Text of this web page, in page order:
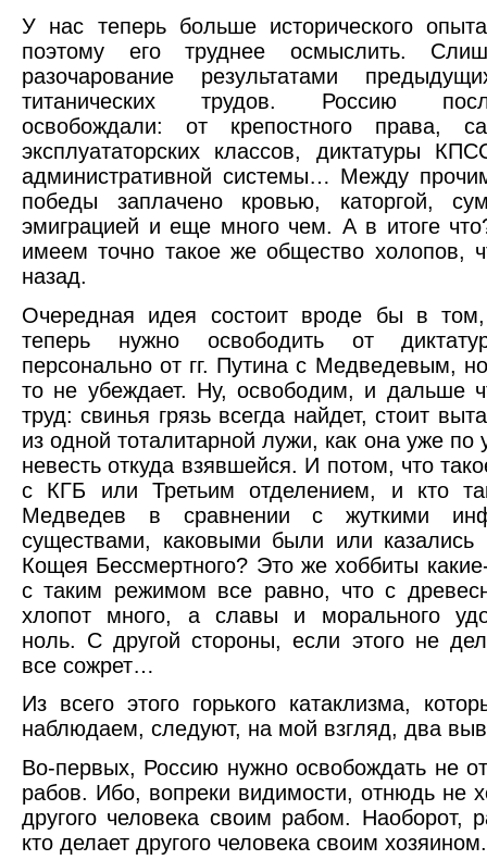
У нас теперь больше исторического
поэтому его труднее осмыслить.
разочарование результатами
титанических трудов. Россию
освобождали: от крепостного права,
эксплуататорских классов, диктатуры
административной системы… Между
победы заплачено кровью, каторгой,
эмиграцией и еще много чем. А в итоге
имеем точно такое же общество холопов,
назад.
Очередная идея состоит вроде бы в
теперь нужно освободить от
персонально от гг. Путина с Медведевым,
то не убеждает. Ну, освободим, и дальше
труд: свинья грязь всегда найдет, стоит
из одной тоталитарной лужи, как она уже по
невесть откуда взявшейся. И потом, что
с КГБ или Третьим отделением, и кто
Медведев в сравнении с жуткими
существами, каковыми были или казались
Кощея Бессмертного? Это же хоббиты
с таким режимом все равно, что с
хлопот много, а славы и морального
ноль. С другой стороны, если этого не
все сожрет…
Из всего этого горького катаклизма,
наблюдаем, следуют, на мой взгляд, два
Во-первых, Россию нужно освобождать не
рабов. Ибо, вопреки видимости, отнюдь не
другого человека своим рабом. Наоборот,
кто делает другого человека своим хозяином.